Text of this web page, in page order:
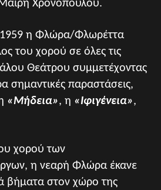
Χρονοπούλου.
1959 η Φλώρα/Φλωρέττα
του χορού σε όλες τις
Θεάτρου συμμετέχοντας
σημαντικές παραστάσεις,
«Μήδεια», η «Ιφιγένεια»,
χορού των
η νεαρή Φλώρα έκανε
βήματα στον χώρο της